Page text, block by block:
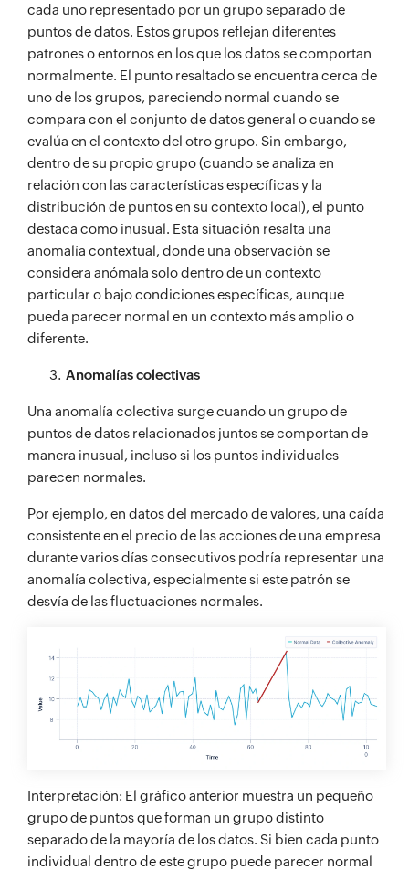
cada uno representado por un grupo separado de
puntos de datos. Estos grupos reflejan diferentes
patrones o entornos en los que los datos se comportan
normalmente. El punto resaltado se encuentra cerca de
uno de los grupos, pareciendo normal cuando se
compara con el conjunto de datos general o cuando se
evalúa en el contexto del otro grupo. Sin embargo,
dentro de su propio grupo (cuando se analiza en
relación con las características específicas y la
distribución de puntos en su contexto local), el punto
destaca como inusual. Esta situación resalta una
anomalía contextual, donde una observación se
considera anómala solo dentro de un contexto
particular o bajo condiciones específicas, aunque
pueda parecer normal en un contexto más amplio o
diferente.
Anomalías colectivas
Una anomalía colectiva surge cuando un grupo de
puntos de datos relacionados juntos se comportan de
manera inusual, incluso si los puntos individuales
parecen normales.
Por ejemplo, en datos del mercado de valores, una caída
consistente en el precio de las acciones de una empresa
durante varios días consecutivos podría representar una
anomalía colectiva, especialmente si este patrón se
desvía de las fluctuaciones normales.
Interpretación: El gráfico anterior muestra un pequeño
grupo de puntos que forman un grupo distinto
separado de la mayoría de los datos. Si bien cada punto
individual dentro de este grupo puede parecer normal